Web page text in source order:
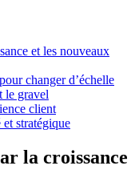
et les nouveaux
changer d’échelle
le gravel
client
et stratégique
la croissance